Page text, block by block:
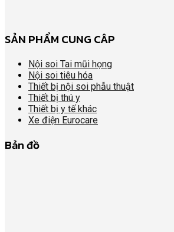
SẢN PHẨM CUNG CÂP
Nội soi Tai mũi họng
Nội soi tiêu hóa
Thiết bị nội soi phẫu thuật
Thiết bị thú y
Thiết bị y tế khác
Xe điện Eurocare
Bản đồ